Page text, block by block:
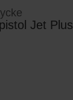
Jet Plus